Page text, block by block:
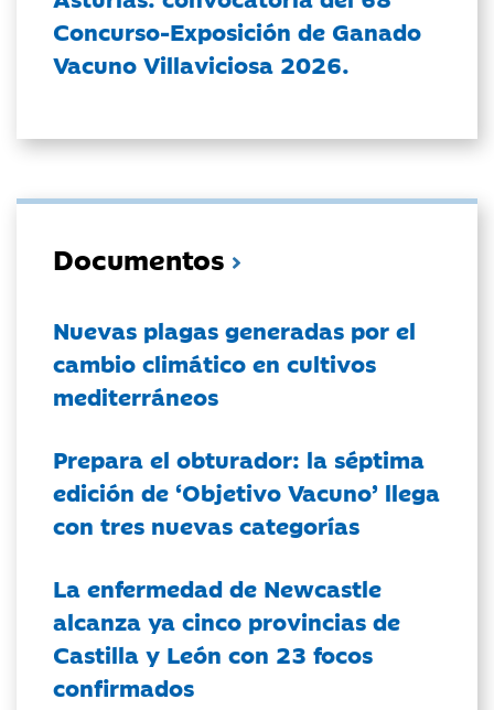
Concurso-Exposición de Ganado
Vacuno Villaviciosa 2026.
Documentos
Nuevas plagas generadas por el
cambio climático en cultivos
mediterráneos
Prepara el obturador: la séptima
edición de ‘Objetivo Vacuno’ llega
con tres nuevas categorías
La enfermedad de Newcastle
alcanza ya cinco provincias de
Castilla y León con 23 focos
confirmados